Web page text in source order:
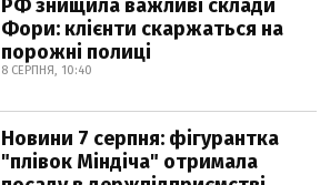
РФ знищила важливі склади
Фори: клієнти скаржаться на
порожні полиці
8 СЕРПНЯ, 10:40
Новини 7 серпня: фігурантка
"плівок Міндіча" отримала